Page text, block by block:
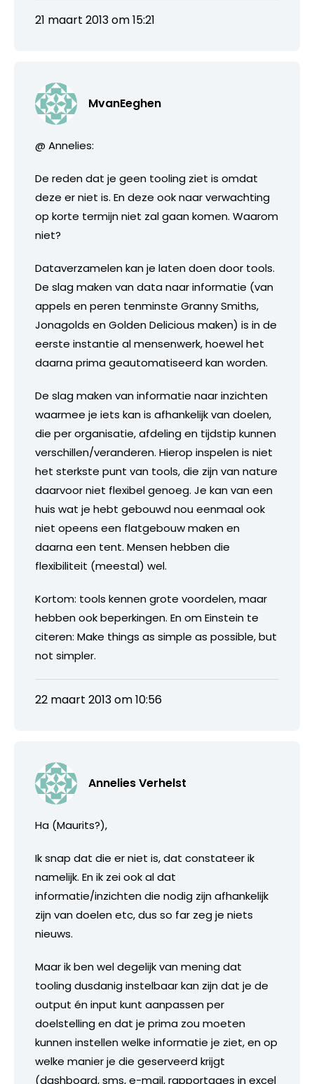
21 maart 2013 om 15:21
MvanEeghen
@ Annelies:
De reden dat je geen tooling ziet is omdat
deze er niet is. En deze ook naar verwachting
op korte termijn niet zal gaan komen. Waarom
niet?
Dataverzamelen kan je laten doen door tools.
De slag maken van data naar informatie (van
appels en peren tenminste Granny Smiths,
Jonagolds en Golden Delicious maken) is in de
eerste instantie al mensenwerk, hoewel het
daarna prima geautomatiseerd kan worden.
De slag maken van informatie naar inzichten
waarmee je iets kan is afhankelijk van doelen,
die per organisatie, afdeling en tijdstip kunnen
verschillen/veranderen. Hierop inspelen is niet
het sterkste punt van tools, die zijn van nature
daarvoor niet flexibel genoeg. Je kan van een
huis wat je hebt gebouwd nou eenmaal ook
niet opeens een flatgebouw maken en
daarna een tent. Mensen hebben die
flexibiliteit (meestal) wel.
Kortom: tools kennen grote voordelen, maar
hebben ook beperkingen. En om Einstein te
citeren: Make things as simple as possible, but
not simpler.
22 maart 2013 om 10:56
Annelies Verhelst
Ha (Maurits?),
Ik snap dat die er niet is, dat constateer ik
namelijk. En ik zei ook al dat
informatie/inzichten die nodig zijn afhankelijk
zijn van doelen etc, dus so far zeg je niets
nieuws.
Maar ik ben wel degelijk van mening dat
tooling dusdanig instelbaar kan zijn dat je de
output én input kunt aanpassen per
doelstelling en dat je prima zou moeten
kunnen instellen welke informatie je ziet, en op
welke manier je die geserveerd krijgt
(dashboard, sms, e-mail, rapportages in excel